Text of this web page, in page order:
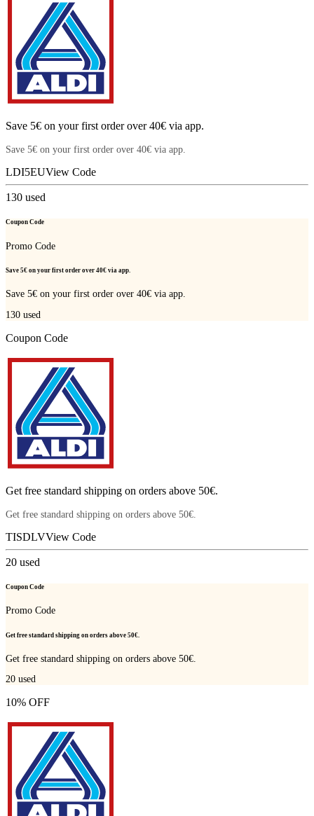
Save 5€ on your first order over 40€ via app.
Save 5€ on your first order over 40€ via app.
LDI5EUView Code
130 used
Coupon Code
Promo Code
Save 5€ on your first order over 40€ via app.
Save 5€ on your first order over 40€ via app.
130 used
Coupon Code
Get free standard shipping on orders above 50€.
Get free standard shipping on orders above 50€.
TISDLVView Code
20 used
Coupon Code
Promo Code
Get free standard shipping on orders above 50€.
Get free standard shipping on orders above 50€.
20 used
10% OFF